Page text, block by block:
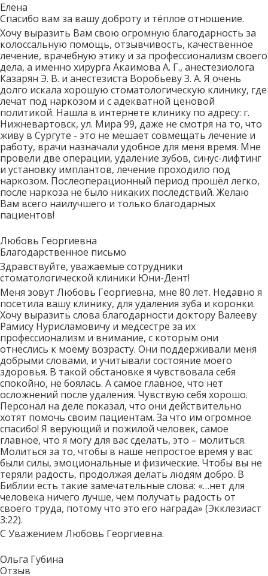
Елена
Спасибо вам за вашу доброту и тёплое отношение.
Хочу выразить Вам свою огромную благодарность за
колоссальную помощь, отзывчивость, качественное
лечение, врачебную этику и за профессионализм своего
дела, а именно хирурга Акаимова А. Г., анестезиолога
Казарян Э. В. и анестезиста Воробьеву З. А. Я очень
долго искала хорошую стоматологическую клинику, где
лечат под наркозом и с адекватной ценовой
политикой. Нашла в интернете клинику по адресу: г.
Нижневартовск, ул. Мира 99, даже не смотря на то, что
живу в Сургуте - это не мешает совмещать лечение и
работу, врачи назначали удобное для меня время. Мне
провели две операции, удаление зубов, синус-лифтинг
и установку имплантов, лечение проходило под
наркозом. Послеоперационный период прошёл легко,
после наркоза не было никаких последствий. Желаю
Вам всего наилучшего и только благодарных
пациентов!
Любовь Георгиевна
Благодарственное письмо
Здравствуйте, уважаемые сотрудники
стоматологической клиники Юни-Дент!
Меня зовут Любовь Георгиевна, мне 80 лет. Недавно я
посетила вашу клинику, для удаления зуба и коронки.
Хочу выразить слова благодарности доктору Валееву
Рамису Нурисламовичу и медсестре за их
профессионализм и внимание, с которым они
отнеслись к моему возрасту. Они поддерживали меня
добрыми словами, и учитывали состояние моего
здоровья. В такой обстановке я чувствовала себя
спокойно, не боялась. А самое главное, что нет
осложнений после удаления. Чувствую себя хорошо.
Персонал на деле показал, что они действительно
хотят помочь своим пациентам. За что им огромное
спасибо! Я верующий и пожилой человек, самое
главное, что я могу для вас сделать, это – молиться.
Молиться за то, чтобы в наше непростое время у вас
были силы, эмоциональные и физические. Чтобы вы не
теряли радость, продолжая делать людям добро. В
Библии есть такие замечательные слова: «…нет для
человека ничего лучше, чем получать радость от
своего труда, потому что это его награда» (Экклезиаст
3:22).
С Уважением Любовь Георгиевна.
Ольга Губина
Отзыв